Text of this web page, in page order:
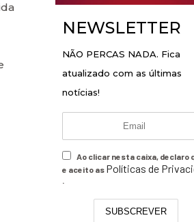
NEWSLETTER
NÃO PERCAS NADA. Fica
atualizado com as últimas
notícias!
Ao clicar nesta caixa, declaro
e aceito as Políticas de
.
SUBSCREVER